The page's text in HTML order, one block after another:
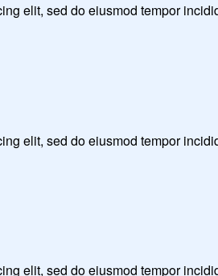
elit, sed do eiusmod tempor
elit, sed do eiusmod tempor
elit, sed do eiusmod tempor